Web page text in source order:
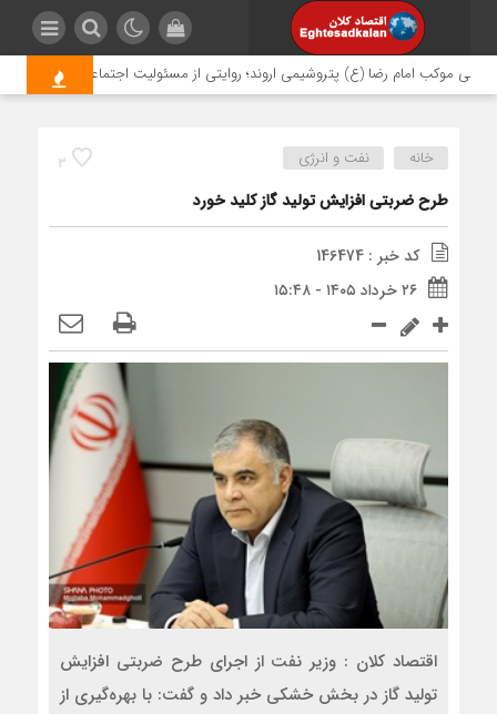
موکب امام رضا (ع) پتروشیمی اروند؛ روایتی از مسئولیت اجتماعی در مسیر اربعین
3 خانه نفت و انرژی
طرح ضربتی افزایش تولید گاز کلید خورد
کد خبر : 146474
۲۶ خرداد ۱۴۰۵ - ۱۵:۴۸
اقتصاد کلان : وزیر نفت از اجرای طرح ضربتی افزایش
تولید گاز در بخش خشکی خبر داد و گفت: با بهره‌گیری از